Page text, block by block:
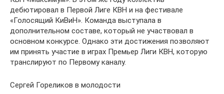
дебютировал в Первой Лиге КВН и на фестивале
«Голосящий КиВиН». Команда выступала в
дополнительном составе, который не участвовал в
основном конкурсе. Однако эти достижения позволяют
им принять участие в играх Премьер Лиги КВН, которую
транслируют по Первому каналу.
Сергей Гореликов в молодости